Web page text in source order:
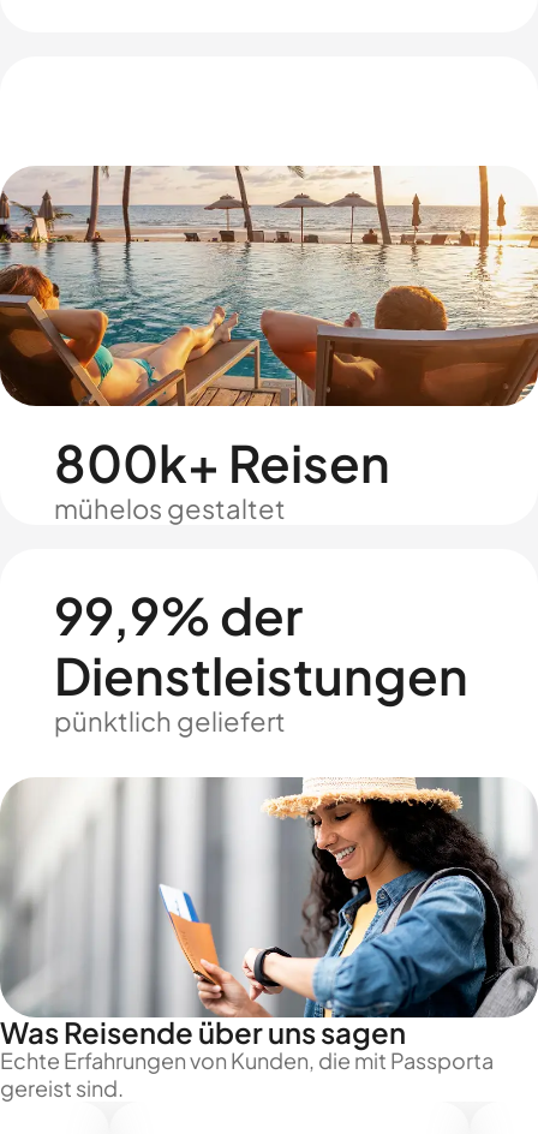
800k+ Reisen
mühelos gestaltet
99,9% der
Dienstleistungen
pünktlich geliefert
Was Reisende über uns sagen
Echte Erfahrungen von Kunden, die mit Passporta
gereist sind.